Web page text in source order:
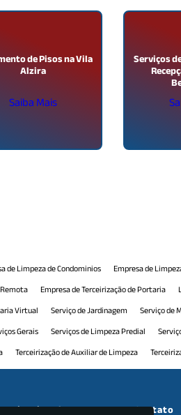
de Pisos na Vila
Alzira
Saiba Mais
Serviços
de Limpeza de Condominios Empresa de
Empresa de Terceirização de Portaria
Virtual Serviço de Jardinagem Serviço de
Gerais Serviços de Limpeza Predial
Terceirização de Auxiliar de Limpeza
Comercial Terceirização de
Contato